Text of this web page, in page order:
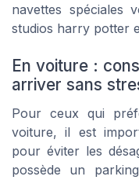
navettes spéciales
studios harry potter
En voiture :
arriver sans
Pour ceux qui
voiture, il est
pour éviter les
possède un